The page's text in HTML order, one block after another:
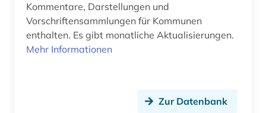
arbeitsmedizin (1)
arbeitsrecht (67)
Niederlande (2)
Kommentare, Darstellungen und
Vorschriftensammlungen für Kommunen
enthalten. Es gibt monatliche Aktualisierungen.
Mehr Informationen
Zur Datenbank